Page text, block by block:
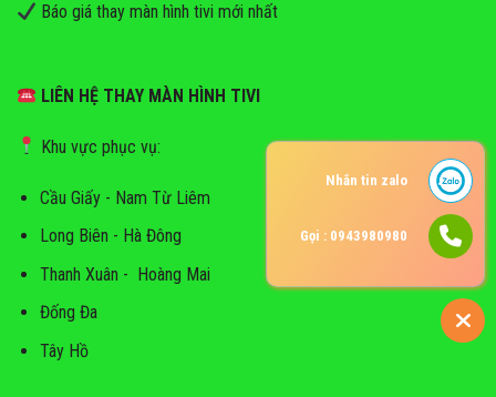
Báo giá thay màn hình tivi mới nhất
LIÊN HỆ THAY MÀN HÌNH TIVI
Khu vực phục vụ:
Cầu Giấy - Nam Từ Liêm
Long Biên - Hà Đông
Thanh Xuân - Hoàng Mai
Đống Đa
Tây Hồ
Nhắn tin zalo
Gọi : 0943980980